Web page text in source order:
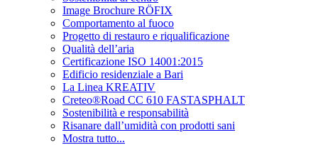
Image Brochure RÖFIX
Comportamento al fuoco
Progetto di restauro e riqualificazione
Qualità dell’aria
Certificazione ISO 14001:2015
Edificio residenziale a Bari
La Linea KREATIV
Creteo®Road CC 610 FASTASPHALT
Sostenibilità e responsabilità
Risanare dall’umidità con prodotti sani
Mostra tutto...